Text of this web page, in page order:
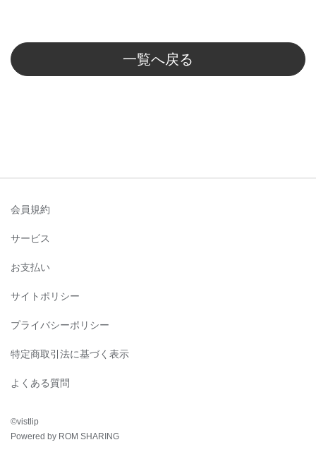
一覧へ戻る
会員規約
サービス
お支払い
サイトポリシー
プライバシーポリシー
特定商取引法に基づく表示
よくある質問
©︎vistlip
Powered by ROM SHARING